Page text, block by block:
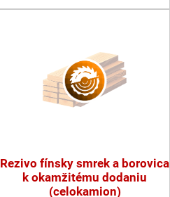
Rezivo fínsky smrek a borovica
k okamžitému dodaniu
(celokamion)